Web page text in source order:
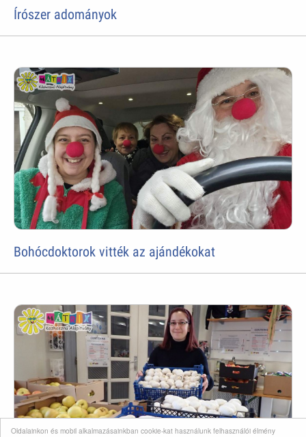
Oldalainkon és mobil alkalmazásainkban cookie-kat használunk felhasználói élmény
Írószer adományok
Bohócdoktorok vitték az ajándékokat